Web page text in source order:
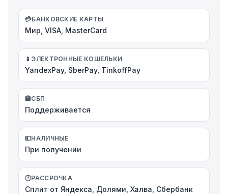
💳БАНКОВСКИЕ КАРТЫ
Мир, VISA, MasterCard
📱 ЭЛЕКТРОННЫЕ КОШЕЛЬКИ
YandexPay, SberPay, TinkoffPay
🏦СБП
Поддерживается
💵НАЛИЧНЫЕ
При получении
🕒РАССРОЧКА
Сплит от Яндекса, Долями, Халва, Сбербанк